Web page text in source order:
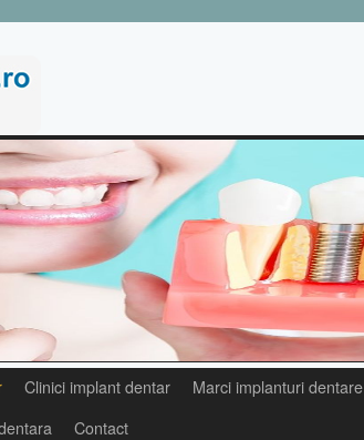
Clinici implant dentar Marci implanturi dentare
Contact